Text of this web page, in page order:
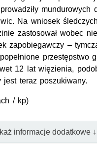
mundurowych
Na wniosek
zastosował wobec
zapobiegawczy –
przestępstwo
12 lat więzienia,
jest teraz poszukiwany.
/ kp)
informacje dodatkowe ↓